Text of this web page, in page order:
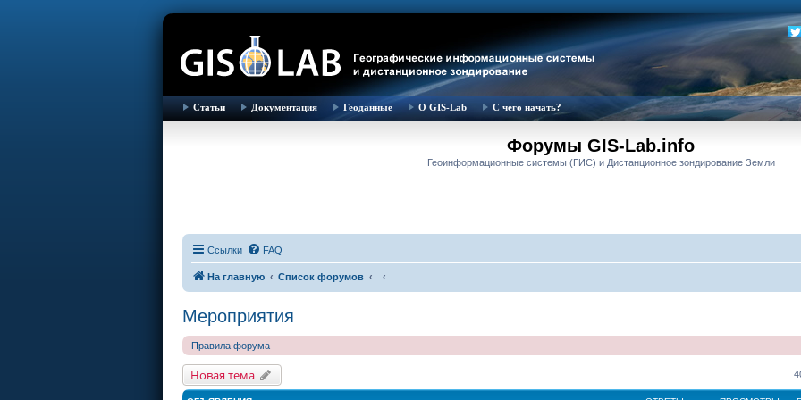
Статьи Документация Геоданные О GIS-Lab С чего начать?
Форумы GIS-Lab.info
Геоинформационные системы (ГИС) и Дистанционное зондирование Земли
Ссылки FAQ
На главную Список форумов
Мероприятия
Правила форума
Новая тема